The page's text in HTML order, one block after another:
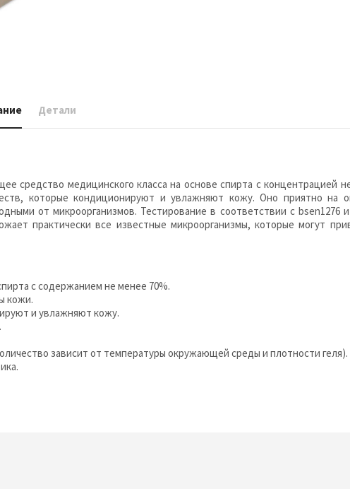
Детали
средство медицинского класса на основе спирта с концентрацией
которые кондиционируют и увлажняют кожу. Оно приятно на
от микроорганизмов. Тестирование в соответствии с bsen1276
практически все известные микроорганизмы, которые могут
с содержанием не менее 70%.
кожи.
и увлажняют кожу.
зависит от температуры окружающей среды и плотности геля).